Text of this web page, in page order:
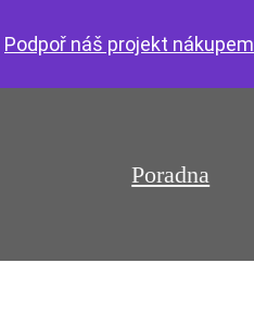
Podpoř náš projekt nákupem
Poradna